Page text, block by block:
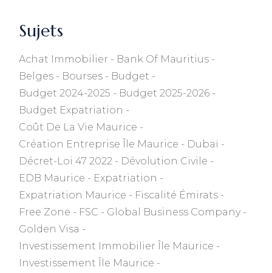
Sujets
Achat Immobilier
Bank Of Mauritius
Belges
Bourses
Budget
Budget 2024-2025
Budget 2025-2026
Budget Expatriation
Coût De La Vie Maurice
Création Entreprise Île Maurice
Dubaï
Décret-Loi 47 2022
Dévolution Civile
EDB Maurice
Expatriation
Expatriation Maurice
Fiscalité Émirats
Free Zone
FSC
Global Business Company
Golden Visa
Investissement Immobilier Île Maurice
Investissement Île Maurice